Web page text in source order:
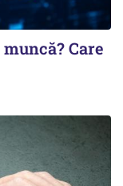
Care